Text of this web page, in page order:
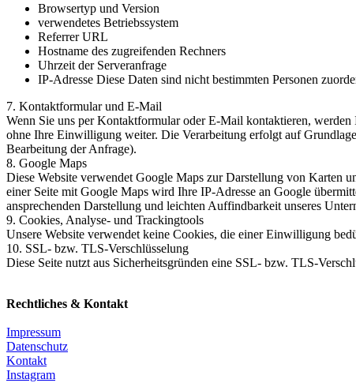
Browsertyp und Version
verwendetes Betriebssystem
Referrer URL
Hostname des zugreifenden Rechners
Uhrzeit der Serveranfrage
IP-Adresse Diese Daten sind nicht bestimmten Personen
7. Kontaktformular und E-Mail
Wenn Sie uns per Kontaktformular oder E-Mail kontaktieren,
ohne Ihre Einwilligung weiter. Die Verarbeitung erfolgt auf
Bearbeitung der Anfrage).
8. Google Maps
Diese Website verwendet Google Maps zur Darstellung von
einer Seite mit Google Maps wird Ihre IP-Adresse an Google
ansprechenden Darstellung und leichten Auffindbarkeit unseres
9. Cookies, Analyse- und Trackingtools
Unsere Website verwendet keine Cookies, die einer Einwilligung
10. SSL- bzw. TLS-Verschlüsselung
Diese Seite nutzt aus Sicherheitsgründen eine SSL- bzw. TLS-
Rechtliches & Kontakt
Impressum
Datenschutz
Kontakt
Instagram